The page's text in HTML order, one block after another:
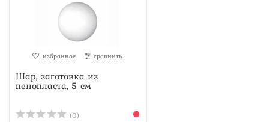
избранное сравнить
Шар, заготовка из
пенопласта, 5 см
(0)